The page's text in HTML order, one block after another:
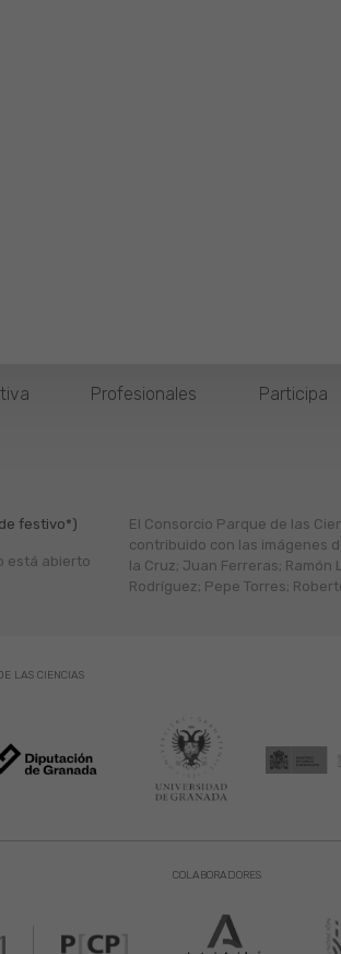
Profesionales Participa
festivo*)
está abierto
El Consorcio Parque de las
contribuido con las imágenes
la Cruz; Juan Ferreras; Ramón
Rodríguez; Pepe Torres;
LAS CIENCIAS
COLABORADORES